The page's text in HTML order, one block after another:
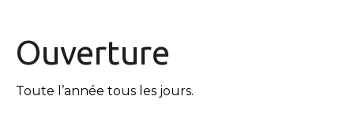
Ouverture
Toute l’année tous les jours.